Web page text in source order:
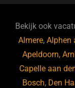
b
o
o
k
d
s
Bekijk ook
Almere,Alphen
Apeldoorn,
Capelle aan
Bosch, Den